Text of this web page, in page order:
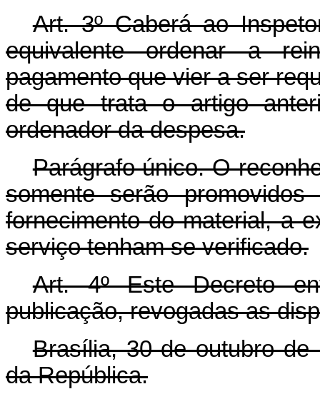
Art. 3º Caberá ao
equivalente ordenar a
pagamento que vier a ser
de que trata o artigo
ordenador da despesa.
Parágrafo único. O
somente serão
fornecimento do material, a
serviço tenham se verificado.
Art. 4º Este Decreto
publicação, revogadas as
Brasília, 30 de outubro de
da República.